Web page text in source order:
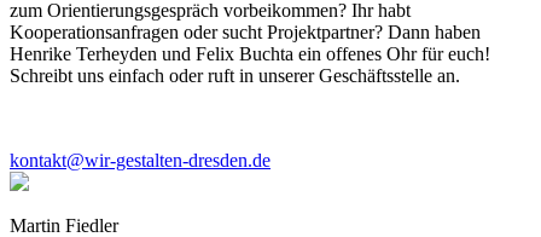
zum Orientierungsgespräch vorbeikommen? Ihr habt
Kooperationsanfragen oder sucht Projektpartner? Dann haben
Henrike Terheyden und Felix Buchta ein offenes Ohr für euch!
Schreibt uns einfach oder ruft in unserer Geschäftsstelle an.
kontakt@wir-gestalten-dresden.de
Martin Fiedler